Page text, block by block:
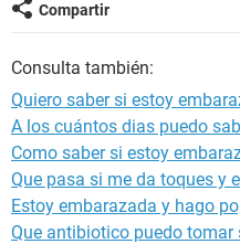
GLOSARIO
Compartir
Consulta también:
Quiero saber si estoy
A los cuántos dias puedo
Como saber si estoy
Que pasa si me da toques y
Estoy embarazada y hago
Que antibiotico puedo tomar